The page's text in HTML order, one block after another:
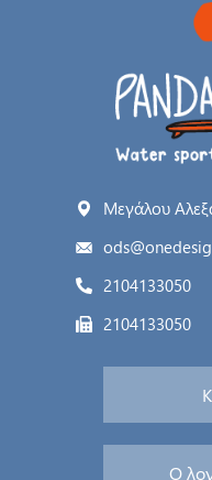
Μεγάλου
2104133050
2104133050
Ο